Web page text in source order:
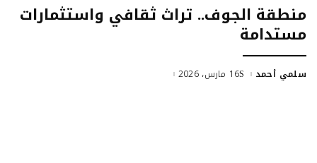
منطقة الجوف.. تراث ثقافي واستثمارات
مستدامة
سلمي أحمد 16 مارس، 2026